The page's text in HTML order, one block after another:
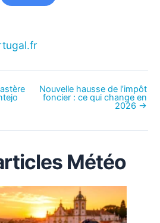
Nouvelle hausse de l’impôt
foncier : ce qui change en
2026 →
Météo